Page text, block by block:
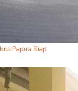
Papua Siap